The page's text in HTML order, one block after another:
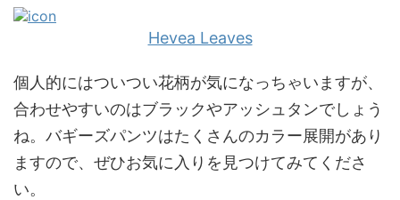
Hevea Leaves
個人的にはついつい花柄が気になっちゃいますが、
合わせやすいのはブラックやアッシュタンでしょう
ね。バギーズパンツはたくさんのカラー展開があり
ますので、ぜひお気に入りを見つけてみてくださ
い。